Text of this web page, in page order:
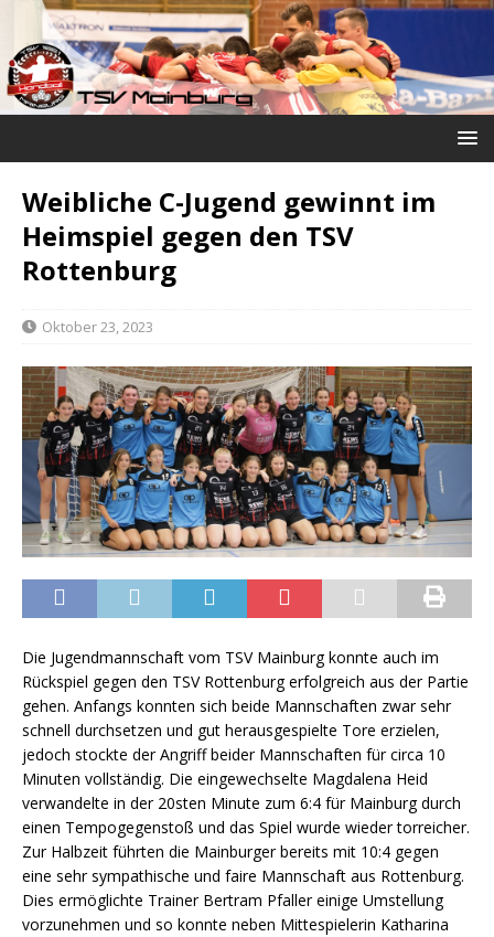
Weibliche C-Jugend gewinnt im
Heimspiel gegen den TSV
Rottenburg
Oktober 23, 2023
Die Jugendmannschaft vom TSV Mainburg konnte auch im
Rückspiel gegen den TSV Rottenburg erfolgreich aus der Partie
gehen. Anfangs konnten sich beide Mannschaften zwar sehr
schnell durchsetzen und gut herausgespielte Tore erzielen,
jedoch stockte der Angriff beider Mannschaften für circa 10
Minuten vollständig. Die eingewechselte Magdalena Heid
verwandelte in der 20sten Minute zum 6:4 für Mainburg durch
einen Tempogegenstoß und das Spiel wurde wieder torreicher.
Zur Halbzeit führten die Mainburger bereits mit 10:4 gegen
eine sehr sympathische und faire Mannschaft aus Rottenburg.
Dies ermöglichte Trainer Bertram Pfaller einige Umstellung
vorzunehmen und so konnte neben Mittespielerin Katharina